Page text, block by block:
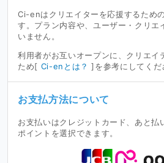
Ci-enはクリエイターを応援するため
す。プラン内容や、ユーザー・クリエ
いません。
利用者がお互いオープンに、クリエイ
ため[ Ci-enとは？ ]を参考にしてくだ
お支払方法について
お支払いはクレジットカード、あと
ポイントを選択できます。